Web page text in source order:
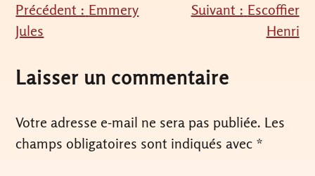
Navigation
de
l’article
Précédent : Emmery
Jules
Suivant : Escoffier
Henri
Laisser un commentaire
Votre adresse e-mail ne sera pas publiée. Les
champs obligatoires sont indiqués avec *